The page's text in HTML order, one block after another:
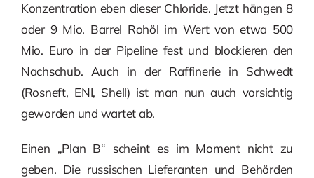
Konzentration eben dieser Chloride. Jetzt hängen 8
oder 9 Mio. Barrel Rohöl im Wert von etwa 500
Mio. Euro in der Pipeline fest und blockieren den
Nachschub. Auch in der Raffinerie in Schwedt
(Rosneft, ENI, Shell) ist man nun auch vorsichtig
geworden und wartet ab.
Einen „Plan B“ scheint es im Moment nicht zu
geben. Die russischen Lieferanten und Behörden